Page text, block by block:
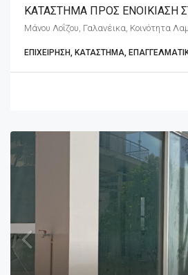
ΕΠΙΧΕΊΡΗΣΗ, ΚΑΤΆΣΤΗΜΑ,